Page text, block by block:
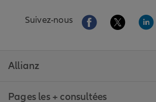
Suivez-nous Aller sur la page
Aller sur
Allianz
Pages les + consultées